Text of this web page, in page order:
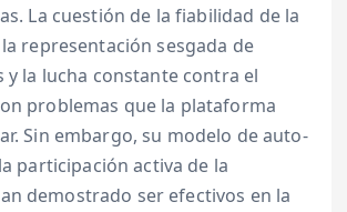
La cuestión de la fiabilidad de la
representación sesgada de
y la lucha constante contra el
problemas que la plataforma
Sin embargo, su modelo de auto-
participación activa de la
demostrado ser efectivos en la